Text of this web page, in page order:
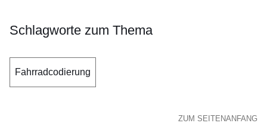
Schlagworte zum Thema
Fahrradcodierung
ZUM SEITENANFANG